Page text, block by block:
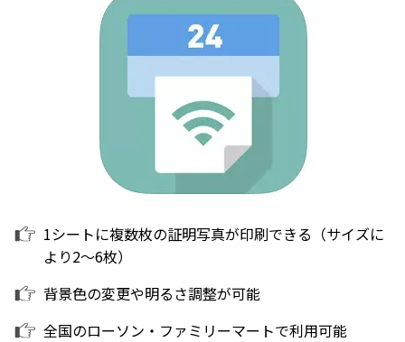
1シートに複数枚の証明写真が印刷できる（サイズに
より2〜6枚）
背景色の変更や明るさ調整が可能
全国のローソン・ファミリーマートで利用可能